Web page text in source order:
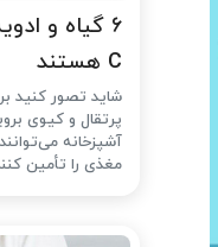
۶ گیاه و
C هستند
پرتقال و کیوی
آشپزخانه
مغذی را تأمین